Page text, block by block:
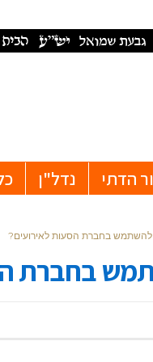
הדתי נדל"ן
בחברת הסעות לאירועים?
בחברת